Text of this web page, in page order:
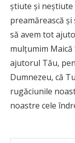
ştiute şi neştiute
preamărească
să avem tot
mulţumim
ajutorul Tău,
Dumnezeu, că
rugăciunile
noastre cele